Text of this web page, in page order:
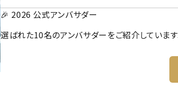
🎉 2026 公式アンバサダー
選ばれた10名のアンバサダーをご紹介しています